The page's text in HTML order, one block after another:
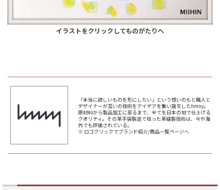
イラストをクリックしてものがたりへ
「本当に欲しいものを形にしたい」という想いのもと職人と
デザイナーが互いの技術をアイデアを集い誕生したhmny。
原材料から製品加工に至るまで、全てを日本の地で仕上げる
クオリティ。その革手袋製造で培った革縫製技術は、今や海
外でも評価されている。
※ ロゴクリックでブランド紹介/商品一覧ページへ